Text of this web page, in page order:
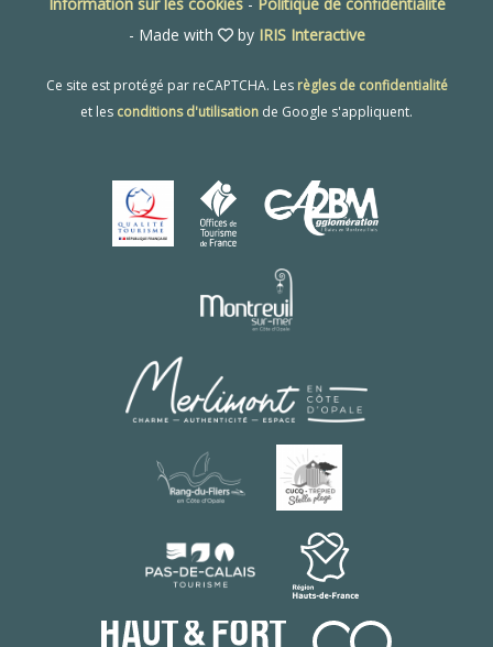
- Made with
by IRIS Interactive
Ce site est protégé par reCAPTCHA. Les règles de confidentialité
et les conditions d'utilisation de Google s'appliquent.